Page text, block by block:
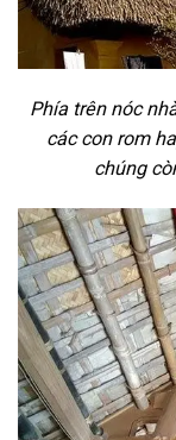
Phía trên nóc
các con rom
chúng